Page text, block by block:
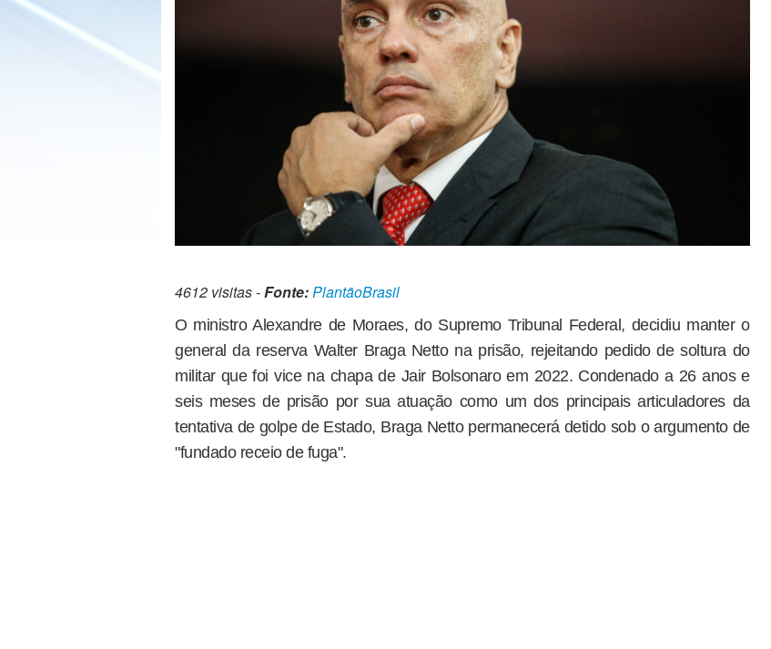
4612 visitas -Fonte:PlantãoBrasil
O ministro Alexandre de Moraes, do Supremo Tribunal Federal, decidiu manter o
general da reserva Walter Braga Netto na prisão, rejeitando pedido de soltura do
militar que foi vice na chapa de Jair Bolsonaro em 2022. Condenado a 26 anos e
seis meses de prisão por sua atuação como um dos principais articuladores da
tentativa de golpe de Estado, Braga Netto permanecerá detido sob o argumento de
"fundado receio de fuga".